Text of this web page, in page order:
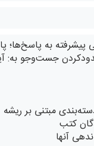
پیشرفته به
جست‌وجو به:
مبتنی بر ریشه
کتب
آنها